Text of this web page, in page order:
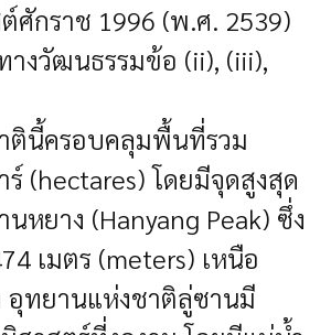
ศักราช 1996 (พ.ศ. 2539)
งวัฒนธรรมข้อ (ii), (iii),
ตินี้ครอบคลุมพื้นที่รวม
ร์ (hectares) โดยมีจุดสูงสุด
หยาง (Hanyang Peak) ซึ่ง
เมตร (meters) เหนือ
อุทยานแห่งชาติลู่ซานมี